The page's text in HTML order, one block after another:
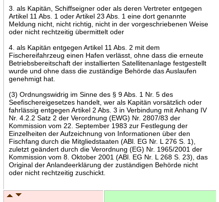
3. als Kapitän, Schiffseigner oder als deren Vertreter entgegen
Artikel 11 Abs. 1 oder Artikel 23 Abs. 1 eine dort genannte
Meldung nicht, nicht richtig, nicht in der vorgeschriebenen Weise
oder nicht rechtzeitig übermittelt oder
4. als Kapitän entgegen Artikel 11 Abs. 2 mit dem
Fischereifahrzeug einen Hafen verlässt, ohne dass die erneute
Betriebsbereitschaft der installierten Satellitenanlage festgestellt
wurde und ohne dass die zuständige Behörde das Auslaufen
genehmigt hat.
(3) Ordnungswidrig im Sinne des § 9 Abs. 1 Nr. 5 des
Seefischereigesetzes handelt, wer als Kapitän vorsätzlich oder
fahrlässig entgegen Artikel 2 Abs. 3 in Verbindung mit Anhang IV
Nr. 4.2.2 Satz 2 der Verordnung (EWG) Nr. 2807/83 der
Kommission vom 22. September 1983 zur Festlegung der
Einzelheiten der Aufzeichnung von Informationen über den
Fischfang durch die Mitgliedstaaten (ABl. EG Nr. L 276 S. 1),
zuletzt geändert durch die Verordnung (EG) Nr. 1965/2001 der
Kommission vom 8. Oktober 2001 (ABl. EG Nr. L 268 S. 23), das
Original der Anlandeerklärung der zuständigen Behörde nicht
oder nicht rechtzeitig zuschickt.